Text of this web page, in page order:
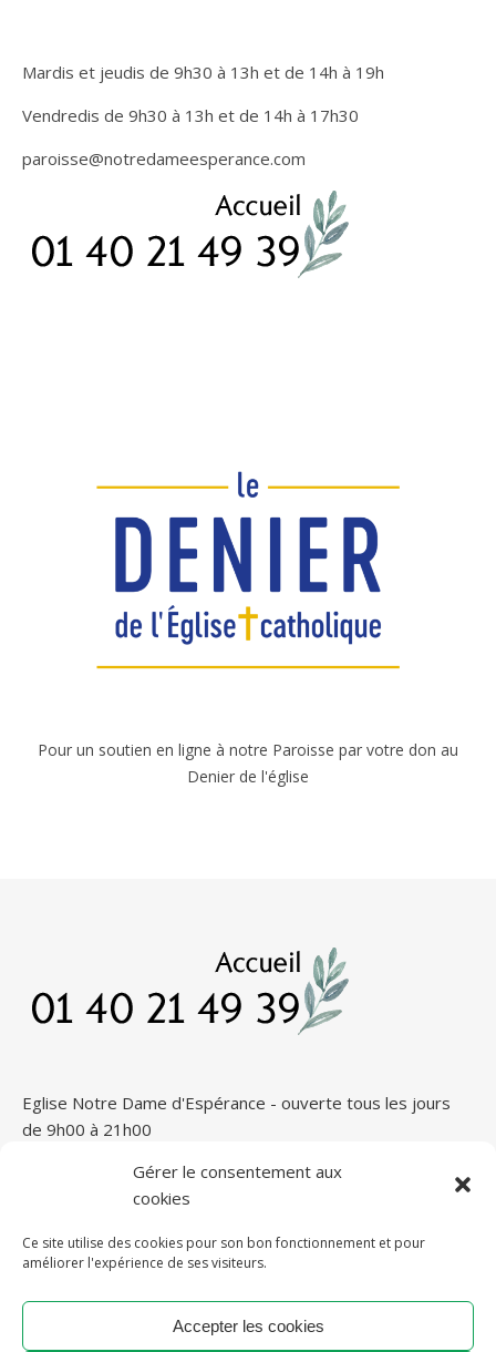
Gérer le consentement aux
cookies
Ce site utilise des cookies pour son bon fonctionnement et pour
améliorer l'expérience de ses visiteurs.
Accepter les cookies
Mardis et jeudis de 9h30 à 13h et de 14h à 19h
Vendredis de 9h30 à 13h et de 14h à 17h30
paroisse@notredameesperance.com
Pour un soutien en ligne à notre Paroisse par votre don au
Denier de l'église
Eglise Notre Dame d'Espérance - ouverte tous les jours
de 9h00 à 21h00